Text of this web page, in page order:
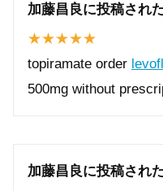
加藤昌良に投稿され
topiramate order
500mg without
加藤昌良に投稿され